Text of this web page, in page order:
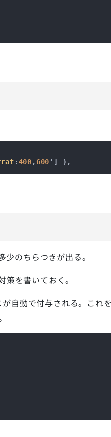
:400 , 600
のちらつきが出る。
を書いておく。
自動で付与される。これを